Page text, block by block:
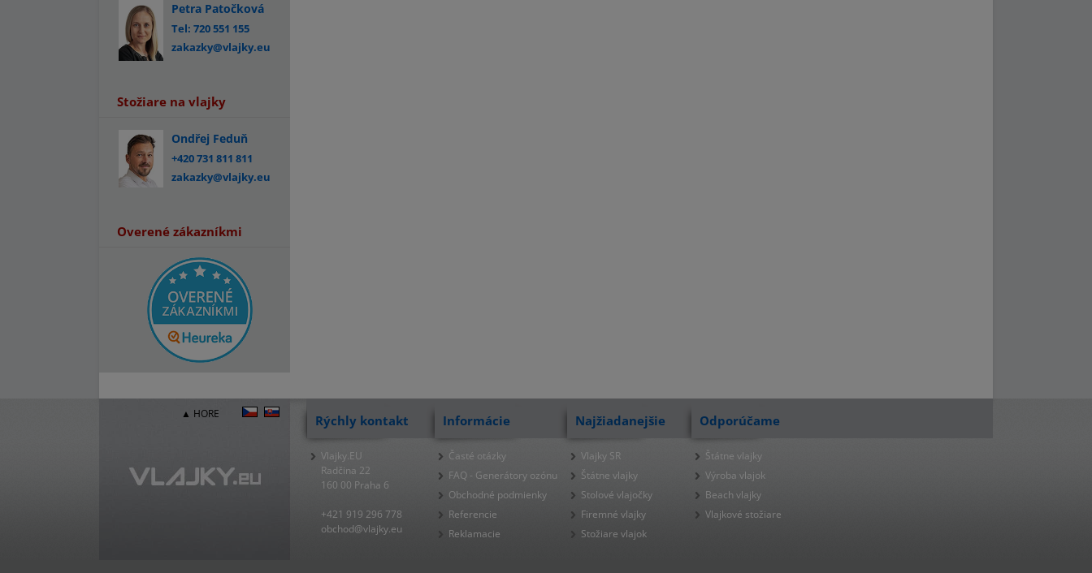
Petra Patočková
Tel: 720 551 155
zakazky@vlajky.eu
Stožiare na vlajky
Ondřej Feduň
+420 731 811 811
zakazky@vlajky.eu
Overené zákazníkmi
▲ HORE Rýchly kontakt
Vlajky.EU
Radčina 22
160 00 Praha 6
+421 919 296 778
obchod@vlajky.eu
Informácie
Časté otázky
FAQ - Generátory ozónu
Obchodné podmienky
Referencie
Reklamacie
Najžiadanejšie
Vlajky SR
Štátne vlajky
Stolové vlajočky
Firemné vlajky
Stožiare vlajok
Odporúčame
Štátne vlajky
Výroba vlajok
Beach vlajky
Vlajkové stožiare